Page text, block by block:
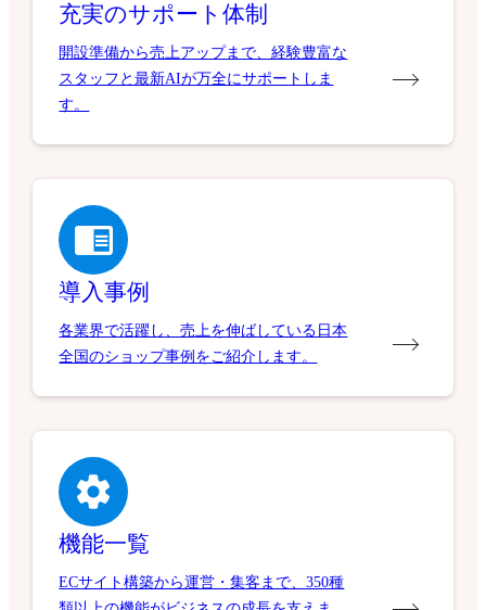
充実のサポート体制
開設準備から売上アップまで、経験豊富な
スタッフと最新AIが万全にサポートしま
す。
導入事例
各業界で活躍し、売上を伸ばしている日本
全国のショップ事例をご紹介します。
機能一覧
ECサイト構築から運営・集客まで、350種